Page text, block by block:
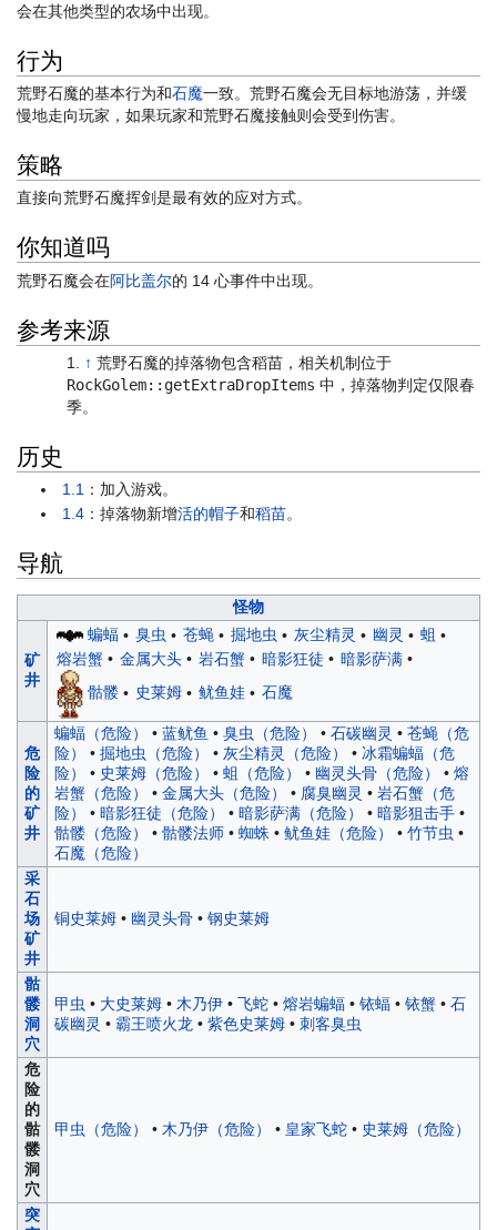
会在其他类型的农场中出现。
行为
荒野石魔的基本行为和石魔一致。荒野石魔会无目标地游荡，并缓
慢地走向玩家，如果玩家和荒野石魔接触则会受到伤害。
策略
直接向荒野石魔挥剑是最有效的应对方式。
你知道吗
荒野石魔会在阿比盖尔的 14 心事件中出现。
参考来源
↑ 荒野石魔的掉落物包含稻苗，相关机制位于
RockGolem::getExtraDropItems 中，掉落物判定仅限春
季。
历史
1.1 ：加入游戏。
1.4 ：掉落物新增活的帽子和稻苗。
导航
怪物
矿
井
蝙蝠• 臭虫 • 苍蝇• 掘地虫 • 灰尘精灵 • 幽灵 • 蛆 •
熔岩蟹• 金属大头• 岩石蟹• 暗影狂徒 • 暗影萨满•
骷髅• 史莱姆• 鱿鱼娃• 石魔
危
险
的
矿
井
蝙蝠（危险） • 蓝鱿鱼 • 臭虫（危险） • 石碳幽灵 • 苍蝇（危
险）
• 掘地虫（危险） • 灰尘精灵（危险） • 冰霜蝙蝠（危
险）
• 史莱姆（危险） • 蛆（危险） • 幽灵头骨（危险） • 熔
岩蟹（危险）
• 金属大头（危险） • 腐臭幽灵 • 岩石蟹（危
险）
• 暗影狂徒（危险） • 暗影萨满（危险） • 暗影狙击手•
骷髅（危险）
• 骷髅法师• 蜘蛛 • 鱿鱼娃（危险） • 竹节虫 •
石魔（危险）
采
石
场
矿
井
铜史莱姆• 幽灵头骨• 钢史莱姆
骷
髅
洞
穴
甲虫 • 大史莱姆• 木乃伊• 飞蛇• 熔岩蝙蝠• 铱蝠• 铱蟹• 石
碳幽灵 • 霸王喷火龙 • 紫色史莱姆• 刺客臭虫
危
险
的
骷
髅
洞
穴
甲虫（危险） • 木乃伊（危险） • 皇家飞蛇• 史莱姆（危险）
突